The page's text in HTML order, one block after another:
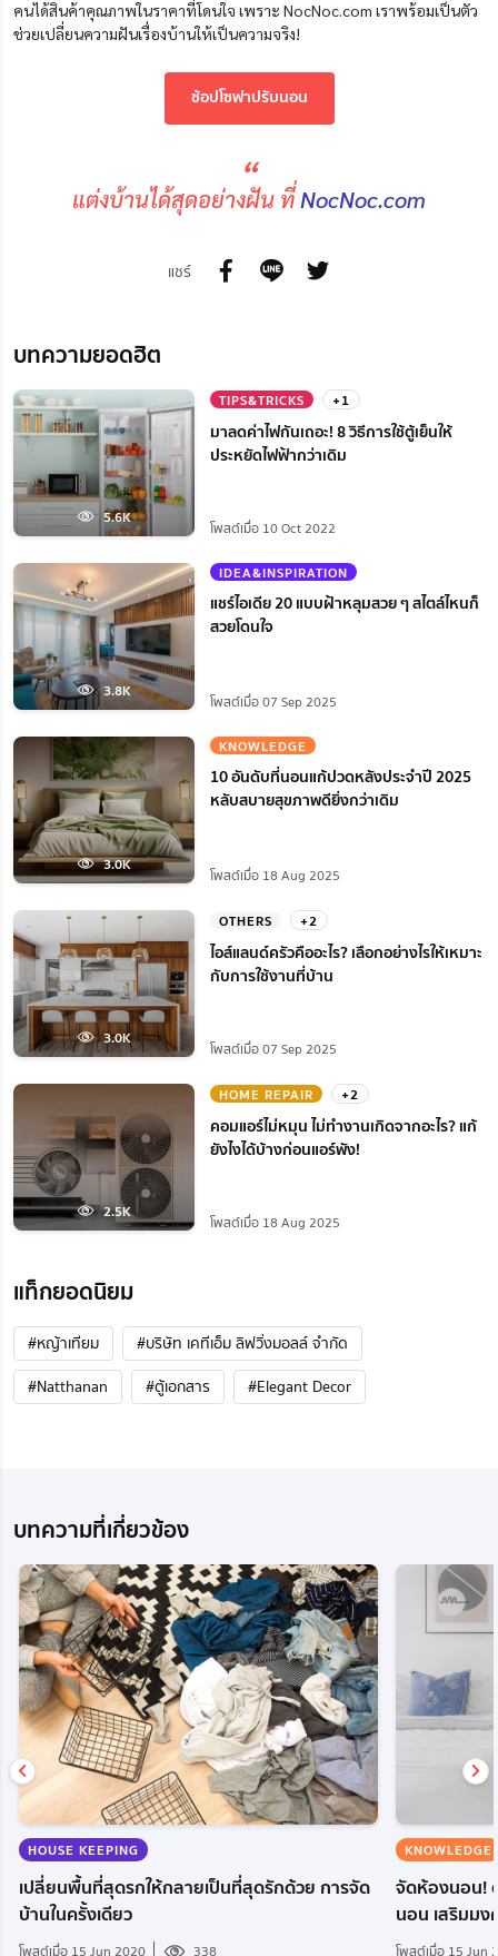
คนได้สินค้าคุณภาพในราคาที่โดนใจ เพราะ NocNoc.com เราพร้อมเป็นตัว
ช่วยเปลี่ยนความฝันเรื่องบ้านให้เป็นความจริง!
ช้อปโซฟาปรับนอน
“
แต่งบ้านได้สุดอย่างฝัน ที่NocNoc.com
แชร์
บทความยอดฮิต
5.6K
TIPS&TRICKS +1
มาลดค่าไฟกันเถอะ! 8 วิธีการใช้ตู้เย็นให้
ประหยัดไฟฟ้ากว่าเดิม
โพสต์เมื่อ 10 Oct 2022
3.8K
IDEA&INSPIRATION
แชร์ไอเดีย 20 แบบฝ้าหลุมสวย ๆ สไตล์ไหนก็
สวยโดนใจ
โพสต์เมื่อ 07 Sep 2025
3.0K
KNOWLEDGE
10 อันดับที่นอนแก้ปวดหลังประจำปี 2025
หลับสบายสุขภาพดียิ่งกว่าเดิม
โพสต์เมื่อ 18 Aug 2025
3.0K
OTHERS +2
ไอส์แลนด์ครัวคืออะไร? เลือกอย่างไรให้เหมาะ
กับการใช้งานที่บ้าน
โพสต์เมื่อ 07 Sep 2025
2.5K
HOME REPAIR +2
คอมแอร์ไม่หมุน ไม่ทํางานเกิดจากอะไร? แก้
ยังไงได้บ้างก่อนแอร์พัง!
โพสต์เมื่อ 18 Aug 2025
แท็กยอดนิยม
#หญ้าเทียม
#บริษัท เคทีเอ็ม ลิฟวิ่งมอลล์ จำกัด
#Natthanan
#ตู้เอกสาร #Elegant Decor
บทความที่เกี่ยวข้อง
HOUSE KEEPING
เปลี่ยนพื้นที่สุดรกให้กลายเป็นที่สุดรักด้วย การจัด
บ้านในครั้งเดียว
โพสต์เมื่อ 15 Jun 2020 338
KNOWLEDGE
จัดห้องนอน!
นอน เสริมมง
โพสต์เมื่อ 15 Jun